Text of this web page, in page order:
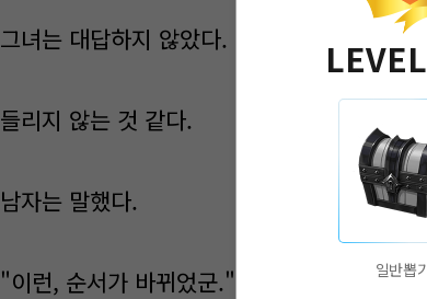
그녀는 대답하지 않았다.
들리지 않는 것 같다.
남자는 말했다.
"이런, 순서가 바뀌었군." 일반뽑